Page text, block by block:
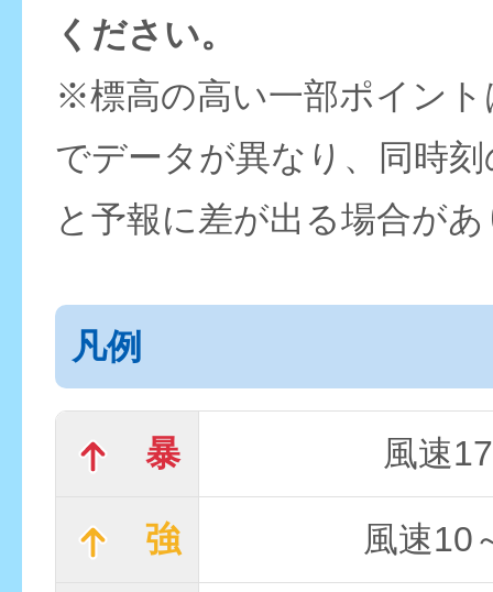
ください。
※標高の高い一部ポイン
でデータが異なり、同時
と予報に差が出る場合が
凡例
暴 風速
強 風速10